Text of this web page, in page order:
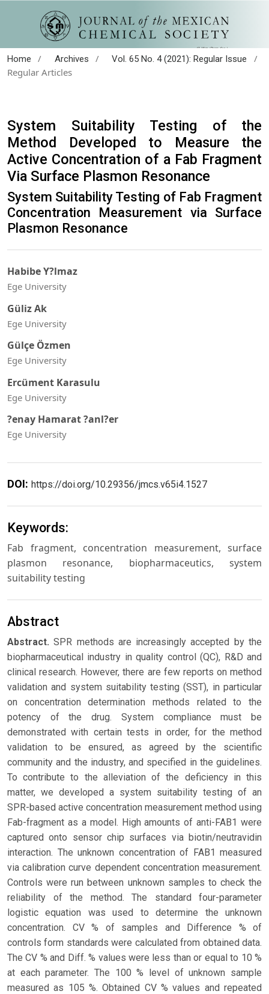
Home / Archives / Vol. 65 No. 4 (2021): Regular Issue
/
Regular Articles
System Suitability Testing of the
Method Developed to Measure the
Active Concentration of a Fab Fragment
Via Surface Plasmon Resonance
System Suitability Testing of Fab Fragment
Concentration Measurement via Surface
Plasmon Resonance
Habibe Y?lmaz
Ege University
Güliz Ak
Ege University
Gülçe Özmen
Ege University
Ercüment Karasulu
Ege University
?enay Hamarat ?anl?er
Ege University
DOI: https://doi.org/10.29356/jmcs.v65i4.1527
Keywords:
Fab fragment, concentration measurement, surface
plasmon resonance, biopharmaceutics, system
suitability testing
Abstract
Abstract.SPR methods are increasingly accepted by the
biopharmaceutical industry in quality control (QC), R&D and
clinical research. However, there are few reports on method
validation and system suitability testing (SST), in particular
on concentration determination methods related to the
potency of the drug. System compliance must be
demonstrated with certain tests in order, for the method
validation to be ensured, as agreed by the scientific
community and the industry, and specified in the guidelines.
To contribute to the alleviation of the deficiency in this
matter, we developed a system suitability testing of an
SPR-based active concentration measurement method using
Fab-fragment as a model. High amounts of anti-FAB1 were
captured onto sensor chip surfaces via biotin/neutravidin
interaction. The unknown concentration of FAB1 measured
via calibration curve dependent concentration measurement.
Controls were run between unknown samples to check the
reliability of the method. The standard four-parameter
logistic equation was used to determine the unknown
concentration. CV % of samples and Difference % of
controls form standards were calculated from obtained data.
The CV % and Diff. % values were less than or equal to 10 %
at each parameter. The 100 % level of unknown sample
measured as 105 %. Obtained CV % values and repeated